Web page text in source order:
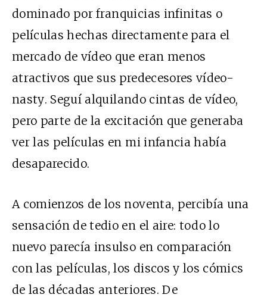
dominado por franquicias infinitas o
películas hechas directamente para el
mercado de vídeo que eran menos
atractivos que sus predecesores vídeo-
nasty. Seguí alquilando cintas de vídeo,
pero parte de la excitación que generaba
ver las películas en mi infancia había
desaparecido.
A comienzos de los noventa, percibía una
sensación de tedio en el aire: todo lo
nuevo parecía insulso en comparación
con las películas, los discos y los cómics
de las décadas anteriores. De